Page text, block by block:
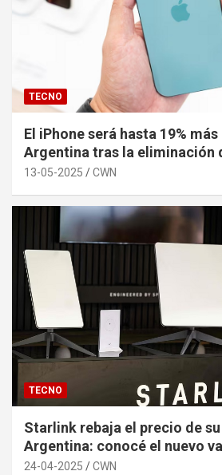
TECNO
El iPhone será hasta 19%
Argentina tras la eliminación
13-05-2025 CWN
TECNO
Starlink rebaja el precio de
Argentina: conocé el nuevo
24-04-2025 CWN